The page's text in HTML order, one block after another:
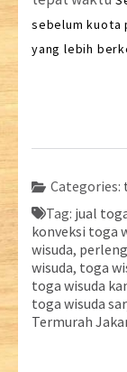
sebelum kuota
yang lebih
Categories:
Tag: jual
konveksi toga
wisuda,
wisuda, toga
toga wisuda
toga wisuda
Termurah